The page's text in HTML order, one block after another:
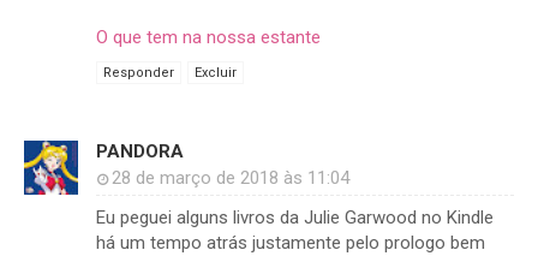
O que tem na nossa estante
Responder Excluir
PANDORA
28 de março de 2018 às 11:04
Eu peguei alguns livros da Julie Garwood no Kindle
há um tempo atrás justamente pelo prologo bem